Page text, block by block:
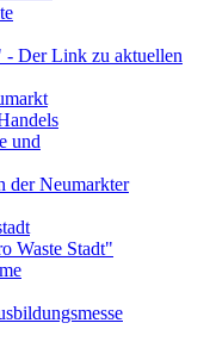
Der Link zu aktuellen
und
der Neumarkter
Waste Stadt"